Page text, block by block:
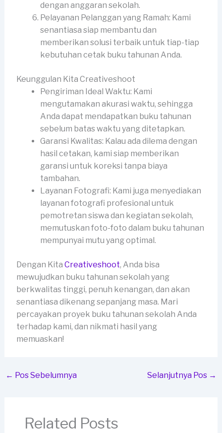
dengan anggaran sekolah.
Pelayanan Pelanggan yang Ramah: Kami
senantiasa siap membantu dan
memberikan solusi terbaik untuk tiap-tiap
kebutuhan cetak buku tahunan Anda.
Keunggulan Kita Creativeshoot
Pengiriman Ideal Waktu: Kami
mengutamakan akurasi waktu, sehingga
Anda dapat mendapatkan buku tahunan
sebelum batas waktu yang ditetapkan.
Garansi Kwalitas: Kalau ada dilema dengan
hasil cetakan, kami siap memberikan
garansi untuk koreksi tanpa biaya
tambahan.
Layanan Fotografi: Kami juga menyediakan
layanan fotografi profesional untuk
pemotretan siswa dan kegiatan sekolah,
memutuskan foto-foto dalam buku tahunan
mempunyai mutu yang optimal.
Dengan Kita Creativeshoot, Anda bisa
mewujudkan buku tahunan sekolah yang
berkwalitas tinggi, penuh kenangan, dan akan
senantiasa dikenang sepanjang masa. Mari
percayakan proyek buku tahunan sekolah Anda
terhadap kami, dan nikmati hasil yang
memuaskan!
← Pos Sebelumnya Selanjutnya Pos →
Related Posts